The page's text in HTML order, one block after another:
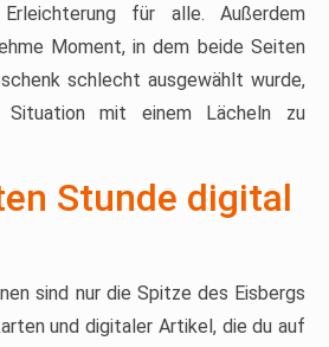
für alle. Außerdem
Moment, in dem beide Seiten
schlecht ausgewählt wurde,
Situation mit einem Lächeln zu
Stunde digital
sind nur die Spitze des Eisbergs
und digitaler Artikel, die du auf